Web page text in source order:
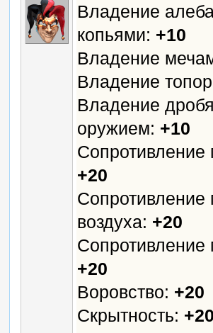
Владение
копьями: +10
Владение
Владение
Владение
оружием: +10
Сопротивление
+20
Сопротивление
воздуха: +20
Сопротивление
+20
Воровство: +20
Скрытность: